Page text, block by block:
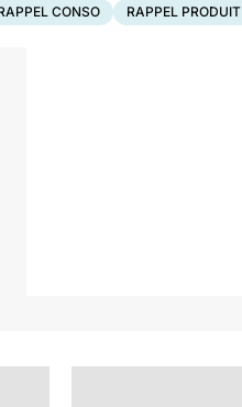
CONSO RAPPEL PRODUIT